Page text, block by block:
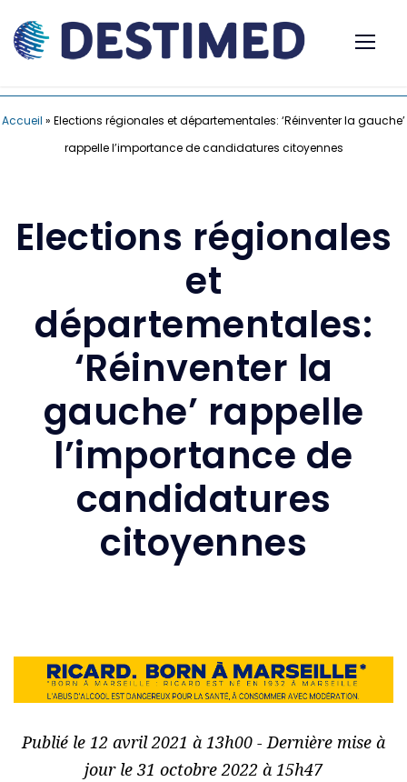
Accueil » Elections régionales et départementales: ‘Réinventer la gauche’
rappelle l’importance de candidatures citoyennes
Elections régionales
et
départementales:
‘Réinventer la
gauche’ rappelle
l’importance de
candidatures
citoyennes
Publié le 12 avril 2021 à 13h00 - Dernière mise à
jour le 31 octobre 2022 à 15h47